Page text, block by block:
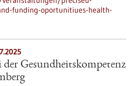
funding-oportunitiues-health-
Gesundheitskompetenz